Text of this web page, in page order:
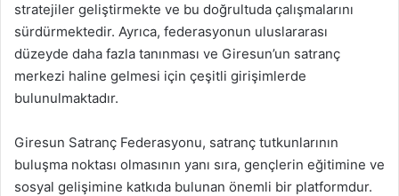
stratejiler geliştirmekte ve bu doğrultuda çalışmalarını
sürdürmektedir. Ayrıca, federasyonun uluslararası
düzeyde daha fazla tanınması ve Giresun’un satranç
merkezi haline gelmesi için çeşitli girişimlerde
bulunulmaktadır.
Giresun Satranç Federasyonu, satranç tutkunlarının
buluşma noktası olmasının yanı sıra, gençlerin eğitimine ve
sosyal gelişimine katkıda bulunan önemli bir platformdur.